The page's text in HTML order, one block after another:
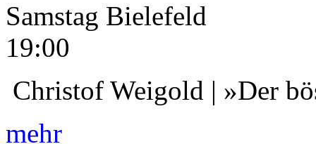
Samstag Bielefeld
19:00
Christof Weigold | »Der
mehr